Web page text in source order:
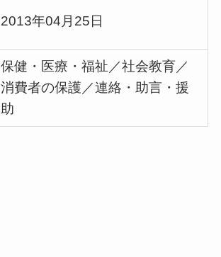
2013年04月25日
保健・医療・福祉／社会教育／
消費者の保護／連絡・助言・援
助